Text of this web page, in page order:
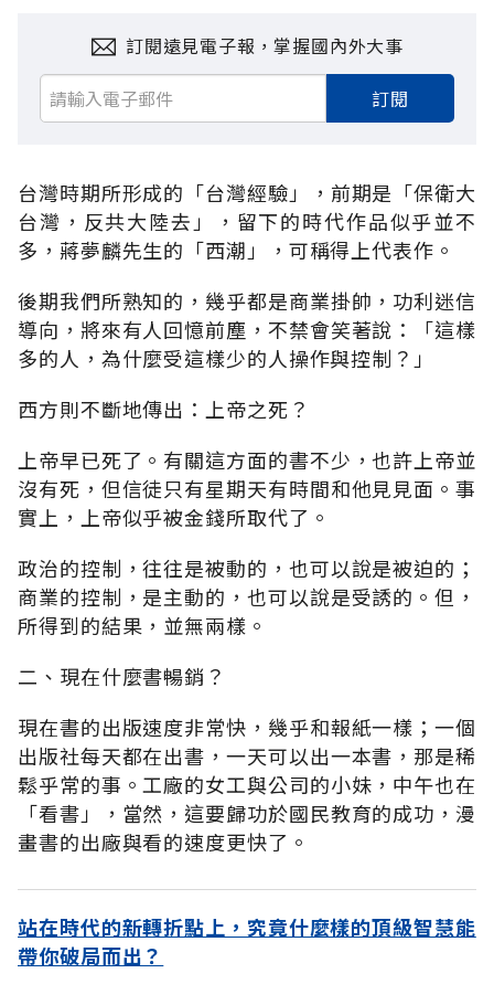
訂閱遠見電子報，掌握國內外大事
訂閱
台灣時期所形成的「台灣經驗」，前期是「保衛大
台灣，反共大陸去」，留下的時代作品似乎並不
多，蔣夢麟先生的「西潮」，可稱得上代表作。
後期我們所熟知的，幾乎都是商業掛帥，功利迷信
導向，將來有人回憶前塵，不禁會笑著說：「這樣
多的人，為什麼受這樣少的人操作與控制？」
西方則不斷地傳出：上帝之死？
上帝早已死了。有關這方面的書不少，也許上帝並
沒有死，但信徒只有星期天有時間和他見見面。事
實上，上帝似乎被金錢所取代了。
政治的控制，往往是被動的，也可以說是被迫的；
商業的控制，是主動的，也可以說是受誘的。但，
所得到的結果，並無兩樣。
二、現在什麼書暢銷？
現在書的出版速度非常快，幾乎和報紙一樣；一個
出版社每天都在出書，一天可以出一本書，那是稀
鬆乎常的事。工廠的女工與公司的小妹，中午也在
「看書」，當然，這要歸功於國民教育的成功，漫
畫書的出廠與看的速度更快了。
站在時代的新轉折點上，究竟什麼樣的頂級智慧能
帶你破局而出？